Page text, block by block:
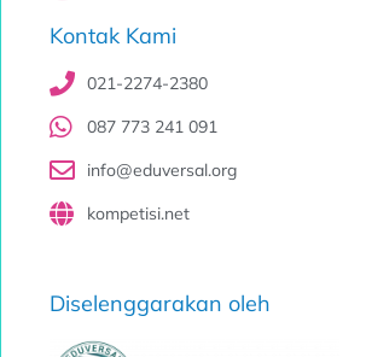
Kontak Kami
021-2274-2380
087 773 241 091
info@eduversal.org
kompetisi.net
Diselenggarakan oleh